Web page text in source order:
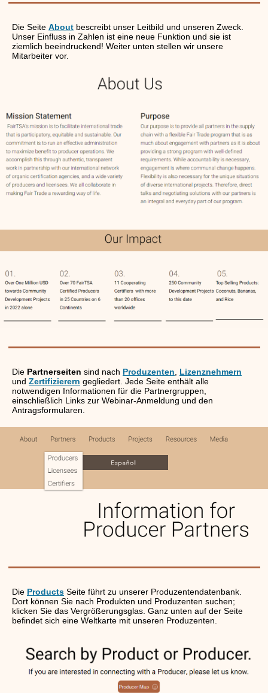
Die Seite About bescreibt unser Leitbild und unseren Zweck.
Unser Einfluss in Zahlen ist eine neue Funktion und sie ist
ziemlich beeindruckend! Weiter unten stellen wir unsere
Mitarbeiter vor.
Die Partnerseiten sind nach Produzenten
Lizenznehmern
und Zertifizierern gegliedert. Jede Seite enthält alle
notwendigen Informationen für die Partnergruppen,
einschließlich Links zur Webinar-Anmeldung und den
Antragsformularen.
Die Products Seite führt zu unserer Produzentendatenbank.
Dort können Sie nach Produkten und Produzenten suchen;
klicken Sie das Vergrößerungsglas. Ganz unten auf der Seite
befindet sich eine Weltkarte mit unseren Produzenten.